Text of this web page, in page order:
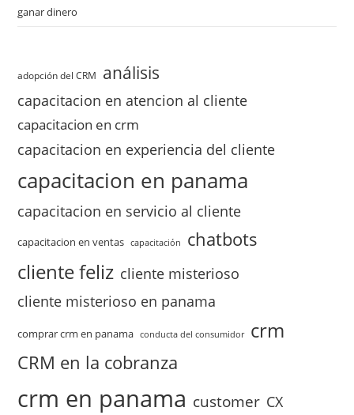
ganar dinero
adopción del CRM análisis
capacitacion en atencion al cliente
capacitacion en crm
capacitacion en experiencia del cliente
capacitacion en panama
capacitacion en servicio al cliente
capacitacion en ventas capacitación chatbots
cliente feliz cliente misterioso
cliente misterioso en panama
comprar crm en panama conducta del consumidor crm
CRM en la cobranza
crm en panama customer CX